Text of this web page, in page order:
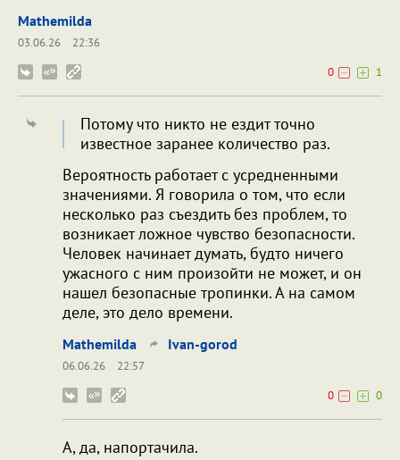
Mathemilda
03.06.26
22:36
0
1
Потому что никто не ездит точно
известное заранее количество раз.
Вероятность работает с усредненными
значениями. Я говорила о том, что если
несколько раз съездить без проблем, то
возникает ложное чувство безопасности.
Человек начинает думать, будто ничего
ужасного с ним произойти не может, и он
нашел безопасные тропинки. А на самом
деле, это дело времени.
Mathemilda Ivan-gorod
06.06.26
22:57
0
0
А, да, напортачила.